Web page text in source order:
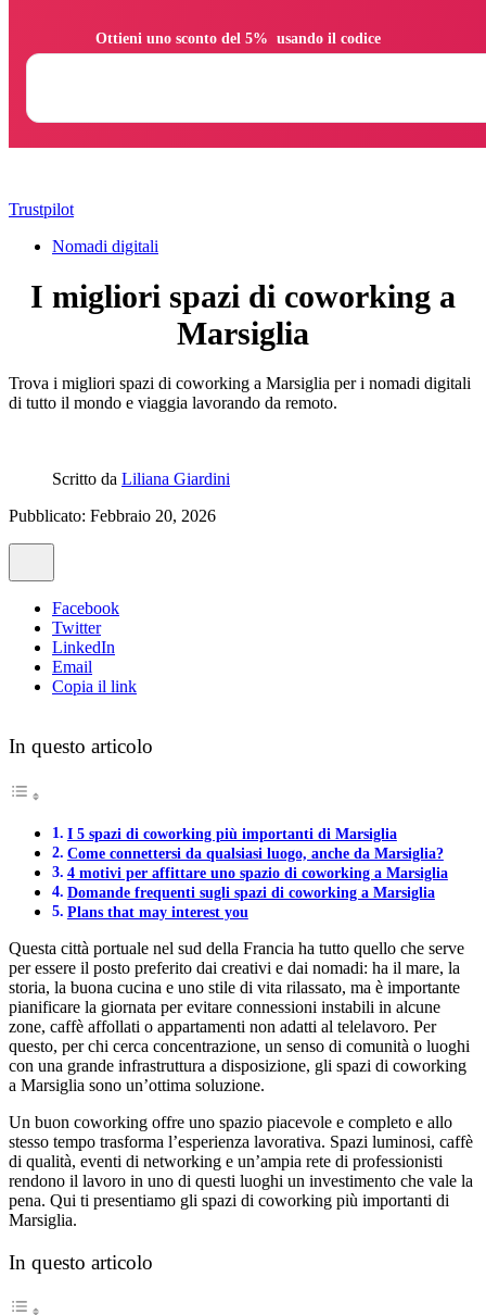
Trustpilot
Nomadi digitali
I migliori spazi di coworking a
Marsiglia
Trova i migliori spazi di coworking a Marsiglia per i nomadi digitali
di tutto il mondo e viaggia lavorando da remoto.
Scritto da Liliana Giardini
Pubblicato: Febbraio 20, 2026
Facebook
Twitter
LinkedIn
Email
Copia il link
In questo articolo
I 5 spazi di coworking più importanti di Marsiglia
Come connettersi da qualsiasi luogo, anche da Marsiglia?
4 motivi per affittare uno spazio di coworking a Marsiglia
Domande frequenti sugli spazi di coworking a Marsiglia
Plans that may interest you
Questa città portuale nel sud della Francia ha tutto quello che serve
per essere il posto preferito dai creativi e dai nomadi: ha il mare, la
storia, la buona cucina e uno stile di vita rilassato, ma è importante
pianificare la giornata per evitare connessioni instabili in alcune
zone, caffè affollati o appartamenti non adatti al telelavoro. Per
questo, per chi cerca concentrazione, un senso di comunità o luoghi
con una grande infrastruttura a disposizione, gli spazi di coworking
a Marsiglia sono un’ottima soluzione.
Un buon coworking offre uno spazio piacevole e completo e allo
stesso tempo trasforma l’esperienza lavorativa. Spazi luminosi, caffè
di qualità, eventi di networking e un’ampia rete di professionisti
rendono il lavoro in uno di questi luoghi un investimento che vale la
pena. Qui ti presentiamo gli spazi di coworking più importanti di
Marsiglia.
In questo articolo